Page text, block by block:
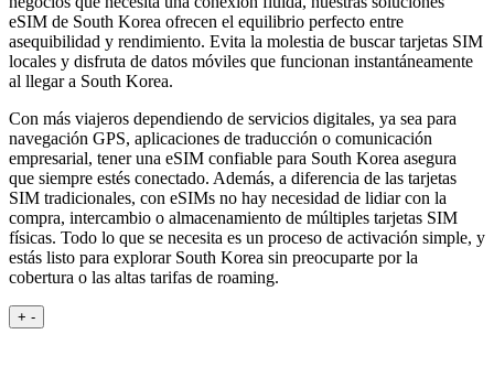
eSIM de South Korea ofrecen el equilibrio perfecto entre
asequibilidad y rendimiento. Evita la molestia de buscar tarjetas SIM
locales y disfruta de datos móviles que funcionan instantáneamente
al llegar a South Korea.
Con más viajeros dependiendo de servicios digitales, ya sea para
navegación GPS, aplicaciones de traducción o comunicación
empresarial, tener una eSIM confiable para South Korea asegura
que siempre estés conectado. Además, a diferencia de las tarjetas
SIM tradicionales, con eSIMs no hay necesidad de lidiar con la
compra, intercambio o almacenamiento de múltiples tarjetas SIM
físicas. Todo lo que se necesita es un proceso de activación simple, y
estás listo para explorar South Korea sin preocuparte por la
cobertura o las altas tarifas de roaming.
+ -